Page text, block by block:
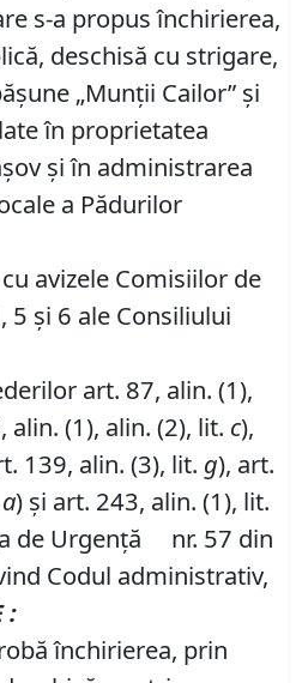
s-a propus închirierea,
deschisă cu strigare,
„Munţii Cailor” şi
în proprietatea
şi în administrarea
a Pădurilor
avizele Comisiilor de
5 și 6 ale Consiliului
art. 87, alin. (1),
alin. (1), alin. (2), lit. c),
139, alin. (3), lit. g), art.
a) și art. 243, alin. (1), lit.
de Urgență nr. 57 din
Codul administrativ,
:
închirierea, prin